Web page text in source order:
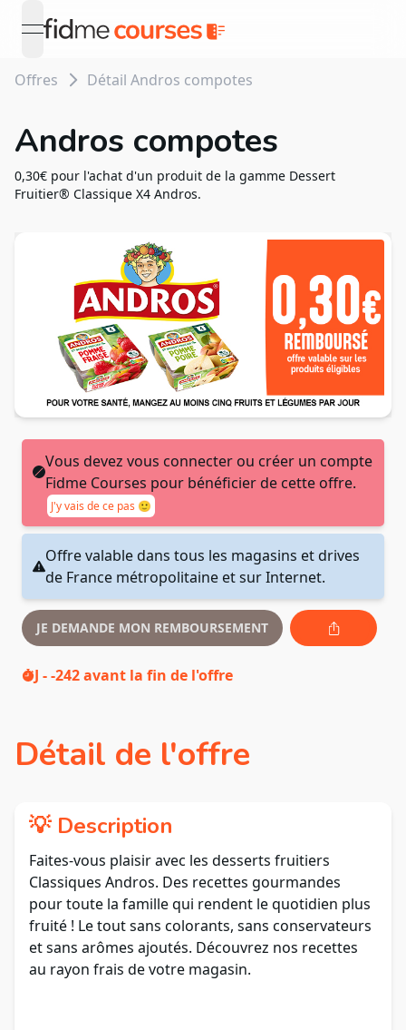
open navigation menu
Offres Détail Andros compotes
Andros compotes
0,30€ pour l'achat d'un produit de la gamme Dessert
Fruitier® Classique X4 Andros.
JE DEMANDE MON REMBOURSEMENT
Offre valable dans tous les magasins et drives
de France métropolitaine et sur Internet.
Vous devez vous connecter ou créer un compte
Fidme Courses pour bénéficier de cette offre.
J'y vais de ce pas 🙂
J - -242avant la fin de l'offre
Détail de l'offre
💡 Description
Faites-vous plaisir avec les desserts fruitiers
Classiques Andros. Des recettes gourmandes
pour toute la famille qui rendent le quotidien plus
fruité ! Le tout sans colorants, sans conservateurs
et sans arômes ajoutés. Découvrez nos recettes
au rayon frais de votre magasin.